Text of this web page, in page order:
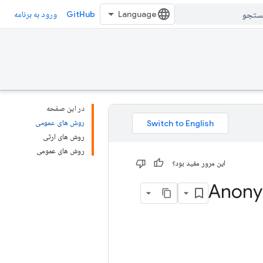
GitHub ورود به برنامه
در این صفحه
روش های عمومی
روش های ارثی
روش های عمومی
این مرور مفید بود؟